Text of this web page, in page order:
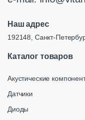
Наш адрес
192148, Санкт-
Каталог товаров
Акустические
Датчики
Диоды